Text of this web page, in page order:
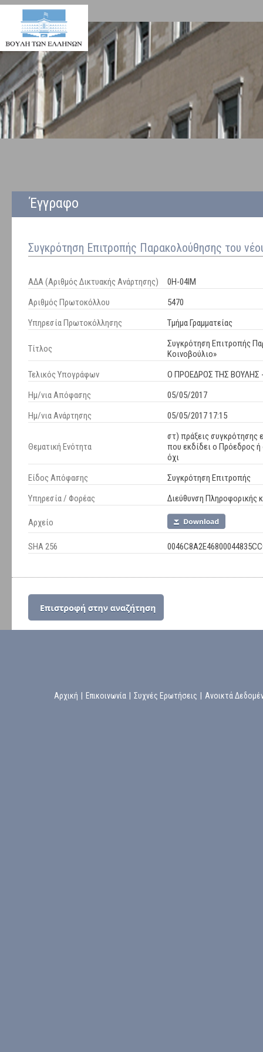
Έγγραφο
Συγκρότηση Επιτροπής Παρακολούθησης του
ΑΔΑ (Αριθμός Δικτυακής Ανάρτησης)
0Η-04ΙΜ
Αριθμός Πρωτοκόλλου
5470
Υπηρεσία Πρωτοκόλλησης
Τμήμα Γραμματείας
Τίτλος
Συγκρότηση Επιτροπής
Κοινοβούλιο»
Τελικός Υπογράφων
Ο ΠΡΟΕΔΡΟΣ ΤΗΣ ΒΟΥΛΗΣ
Ημ/νια Απόφασης
05/05/2017
Ημ/νια Ανάρτησης
05/05/2017 17:15
Θεματική Ενότητα
στ) πράξεις συγκρότησης
που εκδίδει ο Πρόεδρος ή
όχι
Είδος Απόφασης
Συγκρότηση Επιτροπής
Υπηρεσία / Φορέας
Διεύθυνση Πληροφορικής
Αρχείο
SHA 256
Αρχική Επικοινωνία Συχνές Ερωτήσεις Ανοικτά